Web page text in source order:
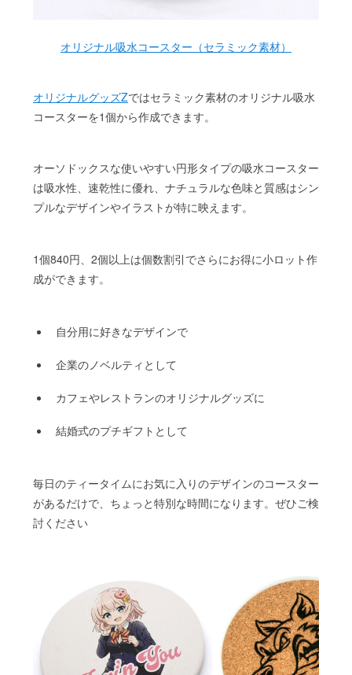
オリジナル吸水コースター（セラミック素材）
オリジナルグッズZではセラミック素材のオリジナル吸水
コースターを1個から作成できます。
オーソドックスな使いやすい円形タイプの吸水コースター
は吸水性、速乾性に優れ、ナチュラルな色味と質感はシン
プルなデザインやイラストが特に映えます。
1個840円、2個以上は個数割引でさらにお得に小ロット作
成ができます。
自分用に好きなデザインで
企業のノベルティとして
カフェやレストランのオリジナルグッズに
結婚式のプチギフトとして
毎日のティータイムにお気に入りのデザインのコースター
があるだけで、ちょっと特別な時間になります。ぜひご検
討ください